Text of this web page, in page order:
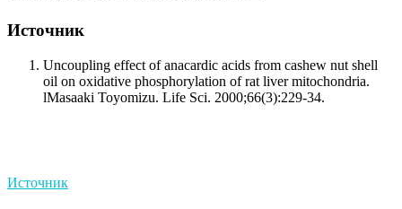
Источник
Uncoupling effect of anacardic acids from cashew nut shell
oil on oxidative phosphorylation of rat liver mitochondria.
lMasaaki Toyomizu. Life Sci. 2000;66(3):229-34.
Источник